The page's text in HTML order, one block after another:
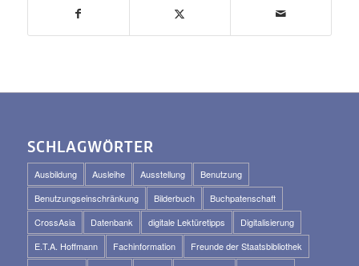
SCHLAGWÖRTER
Ausbildung Ausleihe Ausstellung
Benutzung
Benutzungseinschränkung
Bilderbuch
Buchpatenschaft
CrossAsia
Datenbank digitale Lektüretipps
Digitalisierung
E.T.A. Hoffmann
Fachinformation
Freunde der Staatsbibliothek